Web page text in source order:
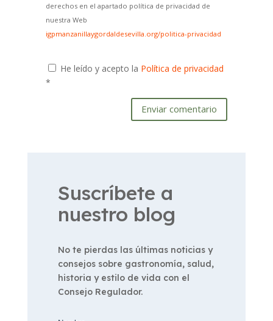
derechos en el apartado política de privacidad de
nuestra Web
igpmanzanillaygordaldesevilla.org/politica-privacidad
He leído y acepto la Política de privacidad
*
Enviar comentario
Suscríbete a
nuestro blog
No te pierdas las últimas noticias y
consejos sobre gastronomía, salud,
historia y estilo de vida con el
Consejo Regulador.